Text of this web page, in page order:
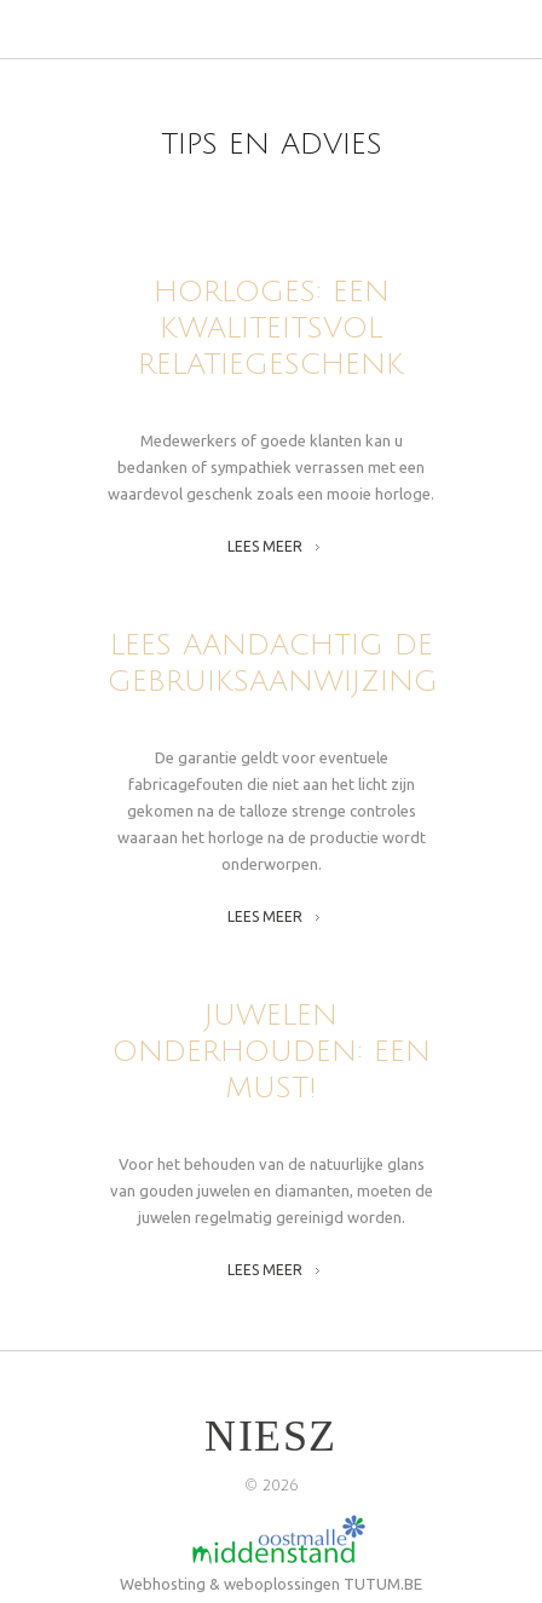
TIPS EN ADVIES
HORLOGES: EEN
KWALITEITSVOL
RELATIEGESCHENK
Medewerkers of goede klanten kan u
bedanken of sympathiek verrassen met een
waardevol geschenk zoals een mooie horloge.
LEES MEER
LEES AANDACHTIG DE
GEBRUIKSAANWIJZING
De garantie geldt voor eventuele
fabricagefouten die niet aan het licht zijn
gekomen na de talloze strenge controles
waaraan het horloge na de productie wordt
onderworpen.
LEES MEER
JUWELEN
ONDERHOUDEN: EEN
MUST!
Voor het behouden van de natuurlijke glans
van gouden juwelen en diamanten, moeten de
juwelen regelmatig gereinigd worden.
LEES MEER
NIESZ
© 2026
Webhosting & weboplossingen TUTUM.BE